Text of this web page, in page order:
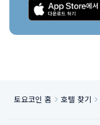
토요코인 홈 호텔 찾기